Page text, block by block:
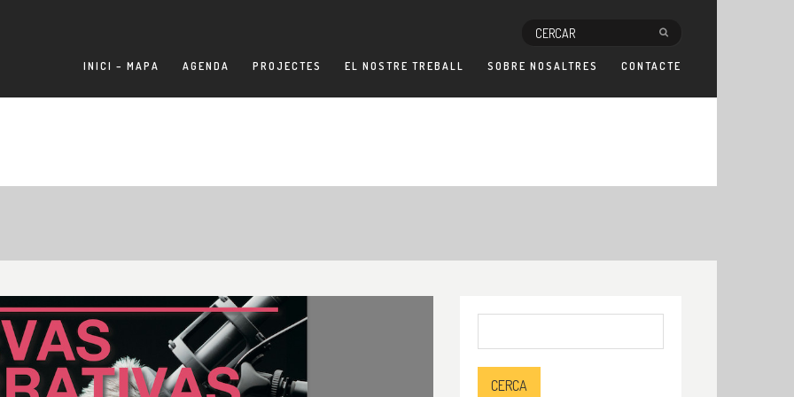
INICI – MAPA AGENDA PROJECTES EL NOSTRE TREBALL SOBRE NOSALTRES CONTACTE